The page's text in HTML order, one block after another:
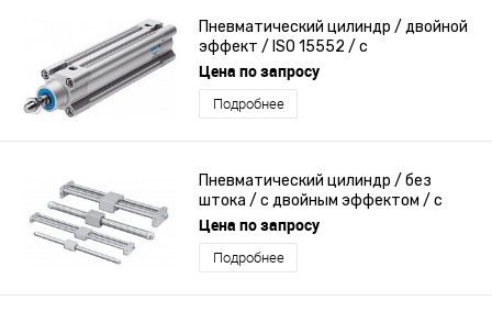
Пневматический цилиндр / двойной
эффект / ISO 15552 / с
определением положения
Цена по запросу
Подробнее
Пневматический цилиндр / без
штока / с двойным эффектом / с
магнитным соединением
Цена по запросу
Подробнее